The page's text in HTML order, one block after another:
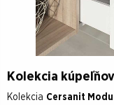
Kolekcia
Kolekcia Cersanit